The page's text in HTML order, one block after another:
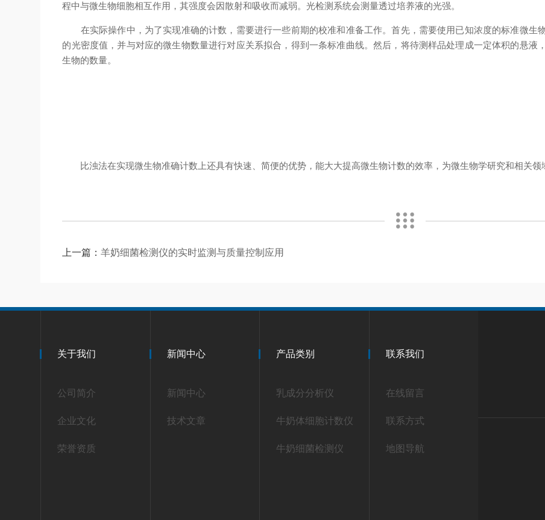
程中与微生物细胞相互作用，其强度会因散射和吸收而减弱。光检测系统会测量透过培养液的光强。
在实际操作中，为了实现准确的计数，需要进行一些前期的校准和准备工作。首先，需要使用已知浓度的标准微生
的光密度值，并与对应的微生物数量进行对应关系拟合，得到一条标准曲线。然后，将待测样品处理成一定体积的悬液
生物的数量。
比浊法在实现微生物准确计数上还具有快速、简便的优势，能大大提高微生物计数的效率，为微生物学研究和相关领
上一篇：羊奶细菌检测仪的实时监测与质量控制应用
关于我们
公司简介
企业文化
荣誉资质
新闻中心
新闻中心
技术文章
产品类别
乳成分分析仪
牛奶体细胞计数仪
牛奶细菌检测仪
联系我们
在线留言
联系方式
地图导航